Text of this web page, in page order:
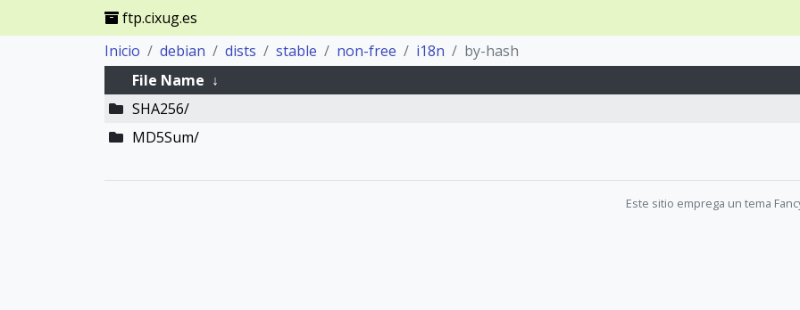
ftp.cixug.es
Inicio
debian dists stable non-free i18n
by-hash
File Name ↓
SHA256/
MD5Sum/
Este sitio emprega un tema